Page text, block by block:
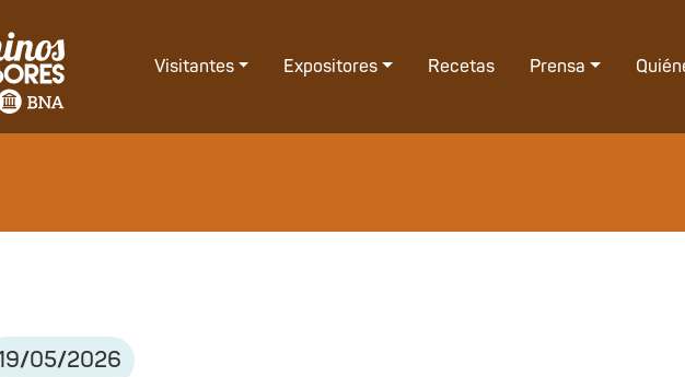
Visitantes Expositores Recetas Prensa
/05/2026